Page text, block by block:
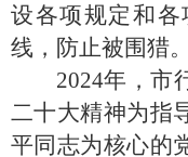
设各项规定和
线，防止被围猎。
2024年，市
二十大精神为指
平同志为核心的